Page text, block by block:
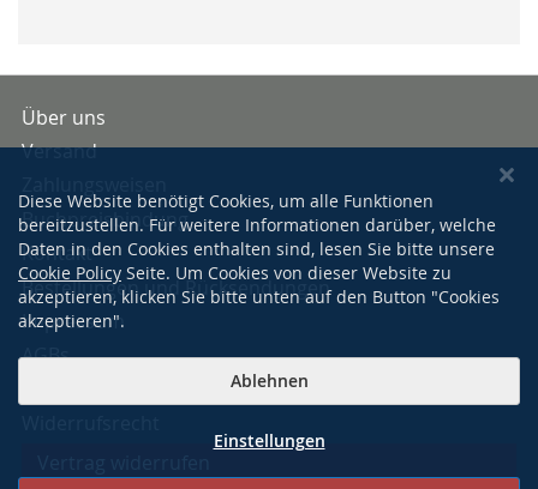
Über uns
Versand
Buchpreisbindung
Kontakt
Bestellungen und Rücksendungen
Impressum
AGBs
Diese Website benötigt Cookies, um alle Funktionen
bereitzustellen. Für weitere Informationen darüber, welche
Daten in den Cookies enthalten sind, lesen Sie bitte unsere
Cookie Policy Seite. Um Cookies von dieser Website zu
akzeptieren, klicken Sie bitte unten auf den Button "Cookies
akzeptieren".
Ablehnen
Einstellungen